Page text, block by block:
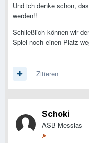
Und ich denke schon,
werden!!
Schließlich können wir
Spiel noch einen Platz
Zitieren
Schoki
ASB-Messias